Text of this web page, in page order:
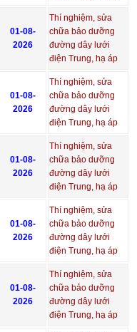
01-08-
2026
Thí nghiệm, sửa
chữa bảo dưỡng
đường dây lưới
điện Trung, hạ áp
01-08-
2026
Thí nghiệm, sửa
chữa bảo dưỡng
đường dây lưới
điện Trung, hạ áp
01-08-
2026
Thí nghiệm, sửa
chữa bảo dưỡng
đường dây lưới
điện Trung, hạ áp
01-08-
2026
Thí nghiệm, sửa
chữa bảo dưỡng
đường dây lưới
điện Trung, hạ áp
01-08-
2026
Thí nghiệm, sửa
chữa bảo dưỡng
đường dây lưới
điện Trung, hạ áp